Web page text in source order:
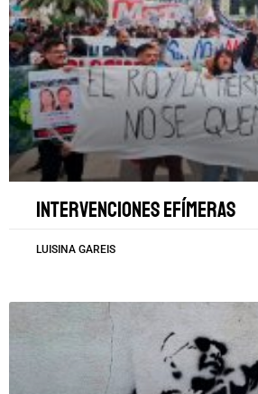
Intervenciones efímeras
LUISINA GAREIS